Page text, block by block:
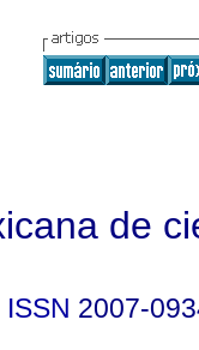
de
ISSN 2007-